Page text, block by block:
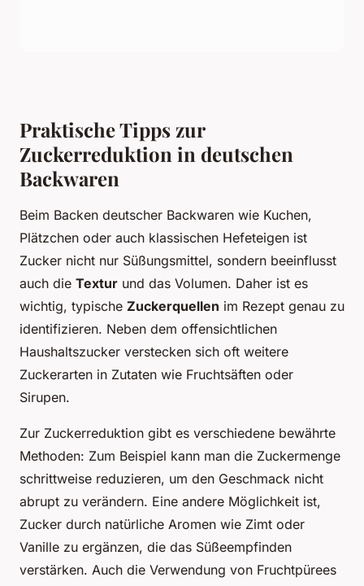
Praktische Tipps zur
Zuckerreduktion in deutschen
Backwaren
Beim Backen deutscher Backwaren wie Kuchen,
Plätzchen oder auch klassischen Hefeteigen ist
Zucker nicht nur Süßungsmittel, sondern beeinflusst
auch die Textur und das Volumen. Daher ist es
wichtig, typische Zuckerquellen im Rezept genau zu
identifizieren. Neben dem offensichtlichen
Haushaltszucker verstecken sich oft weitere
Zuckerarten in Zutaten wie Fruchtsäften oder
Sirupen.
Zur Zuckerreduktion gibt es verschiedene bewährte
Methoden: Zum Beispiel kann man die Zuckermenge
schrittweise reduzieren, um den Geschmack nicht
abrupt zu verändern. Eine andere Möglichkeit ist,
Zucker durch natürliche Aromen wie Zimt oder
Vanille zu ergänzen, die das Süßeempfinden
verstärken. Auch die Verwendung von Fruchtpürees